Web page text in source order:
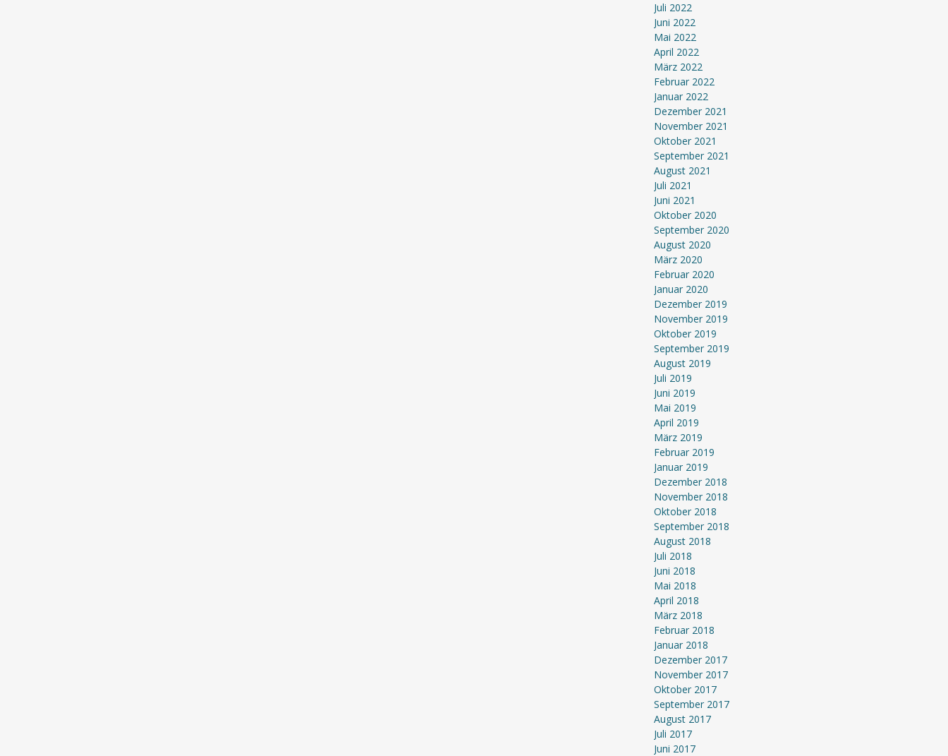
Juli 2022
Juni 2022
Mai 2022
April 2022
März 2022
Februar 2022
Januar 2022
Dezember 2021
November 2021
Oktober 2021
September 2021
August 2021
Juli 2021
Juni 2021
Oktober 2020
September 2020
August 2020
März 2020
Februar 2020
Januar 2020
Dezember 2019
November 2019
Oktober 2019
September 2019
August 2019
Juli 2019
Juni 2019
Mai 2019
April 2019
März 2019
Februar 2019
Januar 2019
Dezember 2018
November 2018
Oktober 2018
September 2018
August 2018
Juli 2018
Juni 2018
Mai 2018
April 2018
März 2018
Februar 2018
Januar 2018
Dezember 2017
November 2017
Oktober 2017
September 2017
August 2017
Juli 2017
Juni 2017